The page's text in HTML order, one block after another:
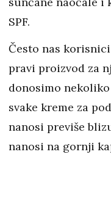
SPF.
Često nas
pravi proizvod za
donosimo
svake kreme za
nanosi previše
nanosi na gornji